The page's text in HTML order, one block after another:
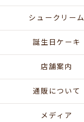
シュークリーム
誕生日ケーキ
店舗案内
通販について
メディア